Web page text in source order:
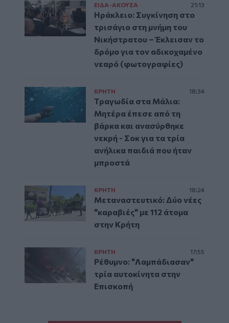
ΕΙΔΑ-ΑΚΟΥΣΑ 21:13
Ηράκλειο: Συγκίνηση στο
τρισάγιο στη μνήμη του
Νικήστρατου – Έκλεισαν το
δρόμο για τον αδικοχαμένο
νεαρό (φωτογραφίες)
ΚΡΗΤΗ 18:34
Τραγωδία στα Μάλια:
Μητέρα έπεσε από τη
βάρκα και ανασύρθηκε
νεκρή - Σοκ για τα τρία
ανήλικα παιδιά που ήταν
μπροστά
ΚΡΗΤΗ 18:24
Μεταναστευτικό: Δύο νέες
"καραβιές" με 112 άτομα
στην Κρήτη
ΚΡΗΤΗ 17:55
Ρέθυμνο: "Λαμπάδιασαν"
τρία αυτοκίνητα στην
Επισκοπή